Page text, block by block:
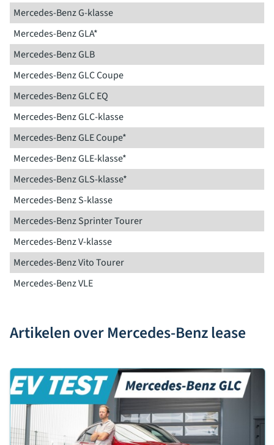
Mercedes-Benz G-klasse
Mercedes-Benz GLA*
Mercedes-Benz GLB
Mercedes-Benz GLC Coupe
Mercedes-Benz GLC EQ
Mercedes-Benz GLC-klasse
Mercedes-Benz GLE Coupe*
Mercedes-Benz GLE-klasse*
Mercedes-Benz GLS-klasse*
Mercedes-Benz S-klasse
Mercedes-Benz Sprinter Tourer
Mercedes-Benz V-klasse
Mercedes-Benz Vito Tourer
Mercedes-Benz VLE
Artikelen over Mercedes-Benz lease